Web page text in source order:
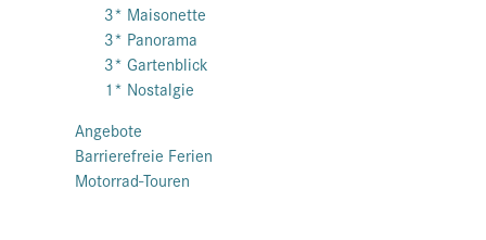
3* Maisonette
3* Panorama
3* Gartenblick
1* Nostalgie
Angebote
Barrierefreie Ferien
Motorrad-Touren